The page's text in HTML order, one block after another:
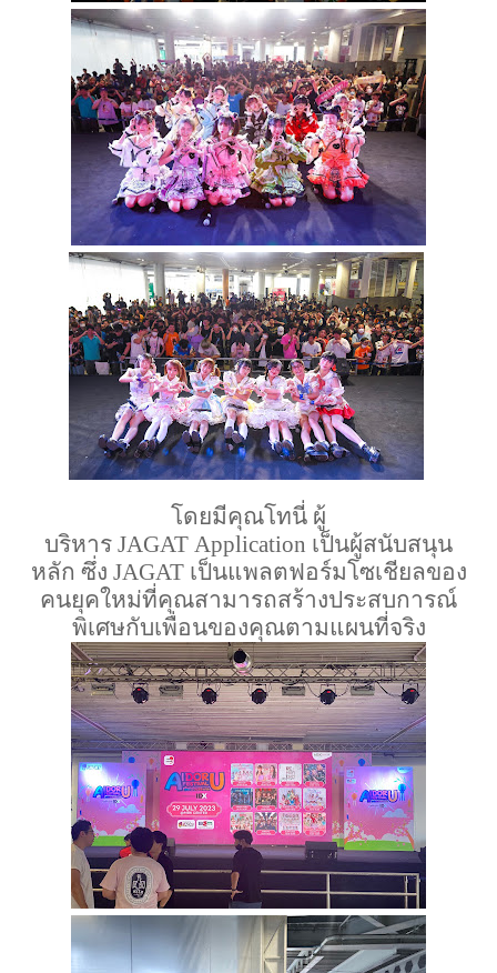
โดยมีคุณโทนี่ ผู้
บริหาร JAGAT Application เป็นผู้สนับสนุน
หลัก ซึ่ง JAGAT เป็นแพลตฟอร์มโซเชียลของ
คนยุคใหม่ที่คุณสามารถสร้างประสบการณ์
พิเศษกับเพื่อนของคุณตามแผนที่จริง